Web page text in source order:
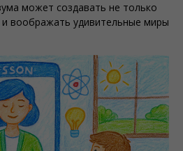
может создавать не только
и воображать удивительные миры